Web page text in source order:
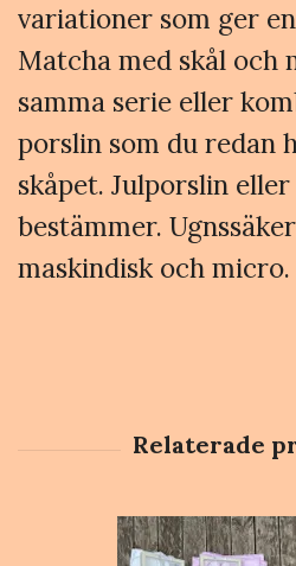
variationer som ger
Matcha med skål och
samma serie eller
porslin som du redan
skåpet. Julporslin
bestämmer.
maskindisk och